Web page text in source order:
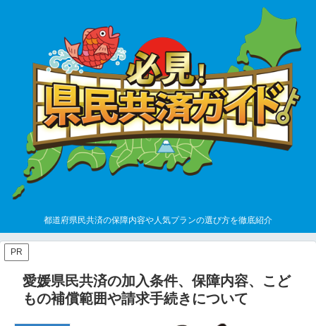
都道府県民共済の保障内容や人気プランの選び方を徹底紹介
PR
愛媛県民共済の加入条件、保障内容、こど
もの補償範囲や請求手続きについて